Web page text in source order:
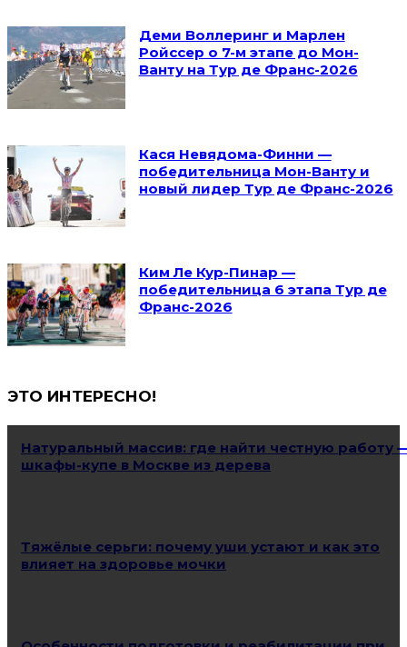
Деми Воллеринг и Марлен
Ройссер о 7-м этапе до Мон-
Ванту на Тур де Франс-2026
Кася Невядома-Финни —
победительница Мон-Ванту и
новый лидер Тур де Франс-2026
Ким Ле Кур-Пинар —
победительница 6 этапа Тур де
Франс-2026
ЭТО ИНТЕРЕСНО!
Натуральный массив: где найти честную работу
шкафы-купе в Москве из дерева
Тяжёлые серьги: почему уши устают и как это
влияет на здоровье мочки